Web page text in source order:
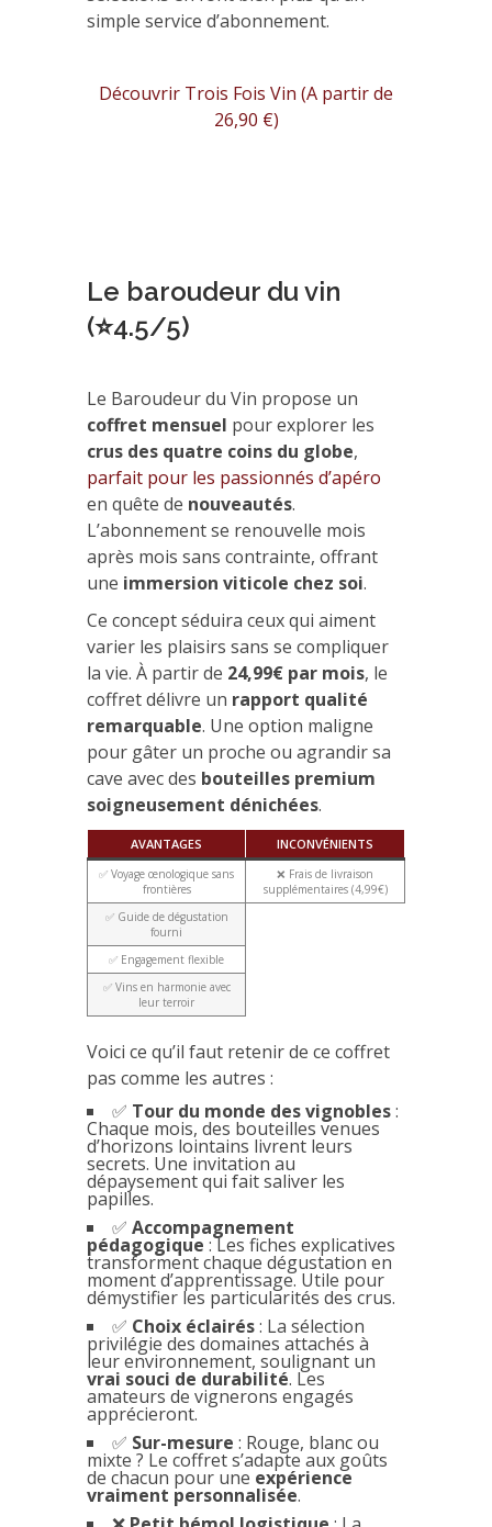
simple service d’abonnement.
Découvrir Trois Fois Vin (A partir de
26,90 €)
Le baroudeur du vin
(⭐4.5/5)
Le Baroudeur du Vin propose un
coffret mensuel pour explorer les
crus des quatre coins du globe,
parfait pour les passionnés d’apéro
en quête de nouveautés.
L’abonnement se renouvelle mois
après mois sans contrainte, offrant
une immersion viticole chez soi.
Ce concept séduira ceux qui aiment
varier les plaisirs sans se compliquer
la vie. À partir de 24,99€ par mois, le
coffret délivre un rapport qualité
remarquable. Une option maligne
pour gâter un proche ou agrandir sa
cave avec des bouteilles premium
soigneusement dénichées.
AVANTAGES INCONVÉNIENTS
✅ Voyage œnologique sans
frontières
❌ Frais de livraison
supplémentaires (4,99€)
✅ Guide de dégustation
fourni
✅ Engagement flexible
✅ Vins en harmonie avec
leur terroir
Voici ce qu’il faut retenir de ce coffret
pas comme les autres :
✅ Tour du monde des vignobles:
Chaque mois, des bouteilles venues
d’horizons lointains livrent leurs
secrets. Une invitation au
dépaysement qui fait saliver les
papilles.
✅ Accompagnement
pédagogique : Les fiches explicatives
transforment chaque dégustation en
moment d’apprentissage. Utile pour
démystifier les particularités des crus.
✅ Choix éclairés: La sélection
privilégie des domaines attachés à
leur environnement, soulignant un
vrai souci de durabilité. Les
amateurs de vignerons engagés
apprécieront.
✅ Sur-mesure : Rouge, blanc ou
mixte ? Le coffret s’adapte aux goûts
de chacun pour une expérience
vraiment personnalisée.